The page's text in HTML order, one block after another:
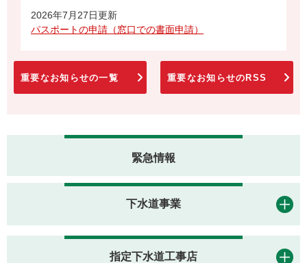
2026年7月27日更新
パスポートの申請（窓口での書面申請）
重要なお知らせの一覧 重要なお知らせのRSS
緊急情報
下水道事業
指定下水道工事店